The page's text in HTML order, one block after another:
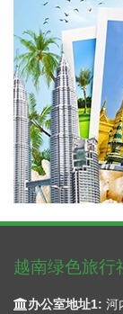
越南绿色旅行
办公室地址1: 河